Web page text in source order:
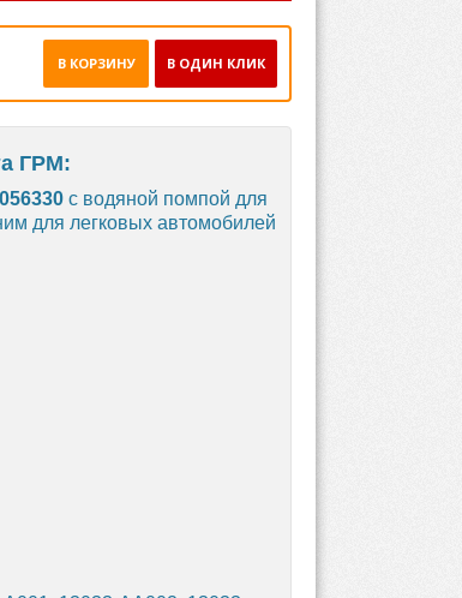
В ОДИН КЛИК
В КОРЗИНУ
ГРМ:
с водяной помпой для
для легковых автомобилей